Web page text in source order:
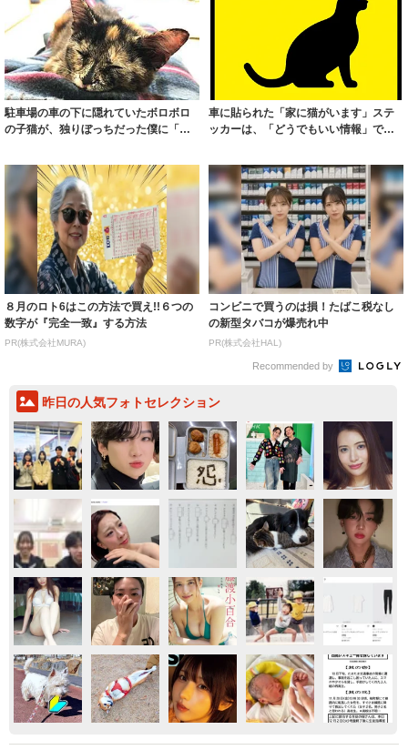
駐車場の車の下に隠れていたボロボロ
の子猫が、独りぼっちだった僕に「幸
車に貼られた「家に猫がいます」ステ
ッカーは、「どうでもいい情報」では
８月のロト6はこの方法で買え!!６つの
数字が『完全一致』する方法
PR(株式会社MURA)
コンビニで買うのは損！たばこ税なし
の新型タバコが爆売れ中
PR(株式会社HAL)
Recommended by
昨日の人気フォトセレクション